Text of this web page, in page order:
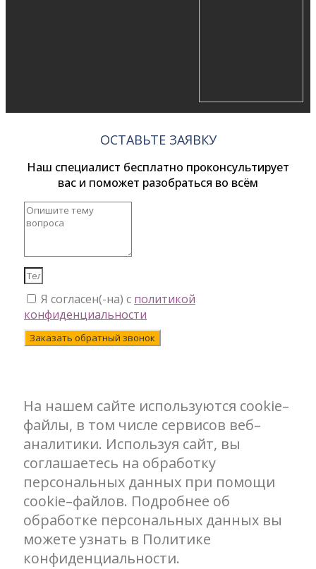
ОСТАВЬТЕ ЗАЯВКУ
Наш специалист бесплатно проконсультирует
вас и поможет разобраться во всём
Я согласен(-на) с политикой
конфиденциальности
Заказать обратный звонок
На нашем сайте используются cookie–
файлы, в том числе сервисов веб–
аналитики. Используя сайт, вы
соглашаетесь на обработку
персональных данных при помощи
cookie–файлов. Подробнее об
обработке персональных данных вы
можете узнать в Политике
конфиденциальности.